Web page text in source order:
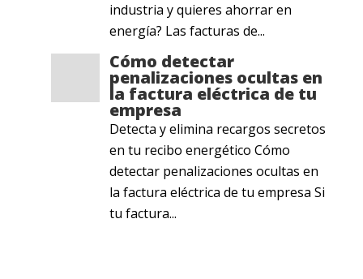
industria y quieres ahorrar en
energía? Las facturas de...
Cómo detectar
penalizaciones ocultas en
la factura eléctrica de tu
empresa
Detecta y elimina recargos secretos
en tu recibo energético Cómo
detectar penalizaciones ocultas en
la factura eléctrica de tu empresa Si
tu factura...